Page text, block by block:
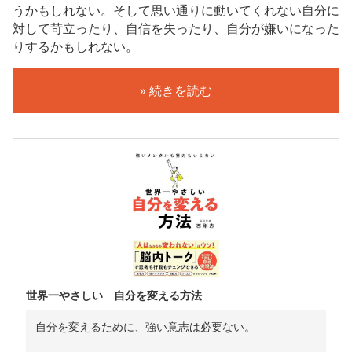
うかもしれない。そして思い通りに動いてくれない自分に
対して苛立ったり、自信を失ったり、自分が嫌いになった
りするかもしれない。
» 続きを読む
世界一やさしい 自分を変える方法
自分を変えるために、強い意志は必要ない。